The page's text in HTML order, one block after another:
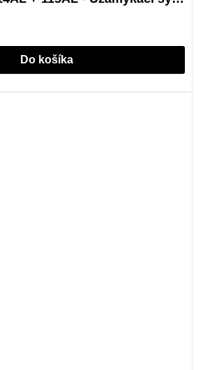
Do košíka